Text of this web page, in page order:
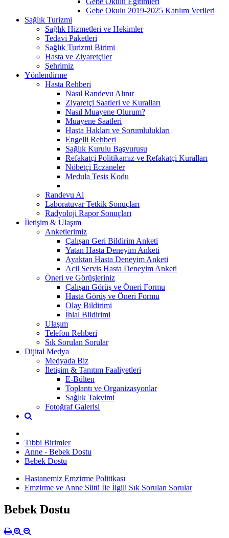
Gebe Okulu 2019-2025 Katılım Verileri
Sağlık Turizmi
Sağlık Hizmetleri ve Hekimler
Tedavi Paketleri
Sağlık Turizmi Birimi
Hasta ve Ziyaretçiler
Şehrimiz
Yönlendirme
Hasta Rehberi
Nasıl Randevu Alınır
Ziyaretçi Saatleri ve Kuralları
Nasıl Muayene Olurum?
Muayene Saatleri
Hasta Hakları ve Sorumlulukları
Engelli Rehberi
Sağlık Kurulu Başvurusu
Refakatçi Politikamız ve Refakatçi Kuralları
Nöbetçi Eczaneler
Medula Tesis Kodu
Randevu Al
Laboratuvar Tetkik Sonuçları
Radyoloji Rapor Sonuçları
İletişim & Ulaşım
Anketlerimiz
Çalışan Geri Bildirim Anketi
Yatan Hasta Deneyim Anketi
Ayaktan Hasta Deneyim Anketi
Acil Servis Hasta Deneyim Anketi
Öneri ve Görüşleriniz
Çalışan Görüş ve Öneri Formu
Hasta Görüş ve Öneri Formu
Olay Bildirimi
İhlal Bildirimi
Ulaşım
Telefon Rehberi
Sık Sorulan Sorular
Dijital Medya
Medyada Biz
İletişim & Tanıtım Faaliyetleri
E-Bülten
Toplantı ve Organizasyonlar
Sağlık Takvimi
Fotoğraf Galerisi
Tıbbi Birimler
Anne - Bebek Dostu
Bebek Dostu
Hastanemiz Emzirme Politikası
Emzirme ve Anne Sütü İle İlgili Sık Sorulan Sorular
Bebek Dostu